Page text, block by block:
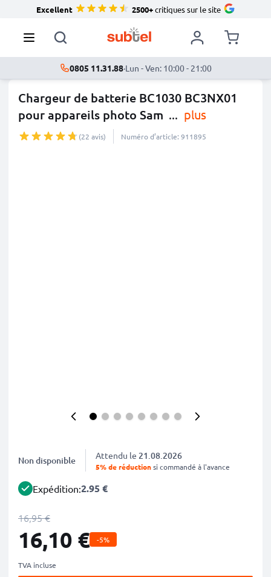
Excellent 2500+critiques sur le site
0805 11.31.88·Lun - Ven: 10:00 - 21:00
Chargeur de batterie BC1030 BC3NX01
pour appareils photo Sam ... plus
(22 avis) Numéro d’article: 911895
Non disponible Attendu le 21.08.2026
5% de réductionsi commandé à l'avance
Expédition:2.95 €
16,95 €
16,10 € -5%
TVA incluse